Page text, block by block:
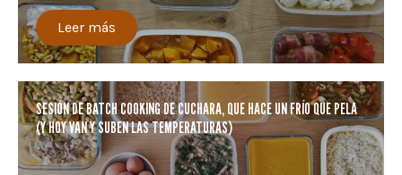
Leer más
SESIÓN DE BATCH COOKING DE CUCHARA, QUE HACE UN FRÍO QUE PELA
(Y HOY VAN Y SUBEN LAS TEMPERATURAS)